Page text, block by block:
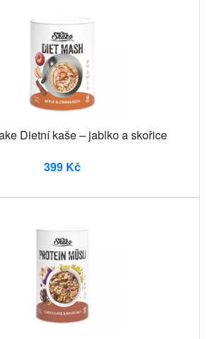
Dietní kaše – jablko a skořice
399 Kč